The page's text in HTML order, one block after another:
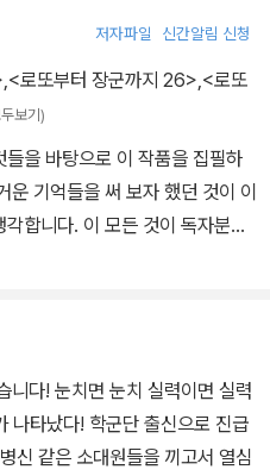
저자파일 신간알림 신청
,<로또부터 장군까지 26>,<로또
보기)
을 바탕으로 이 작품을 집필하
기억들을 써 보자 했던 것이 이
합니다. 이 모든 것이 독자분들
하신 분들에게는 심심한 위로
주시는 독자분들께 감사하다는
니다! 눈치면 눈치 실력이면 실력
출신으로 진급
신 같은 소대원들을 끼고서 열심